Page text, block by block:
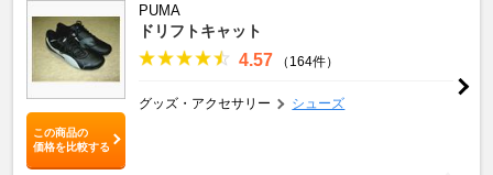
この商品の
価格を比較する
PUMA
ドリフトキャット
4.57 （164件）
グッズ・アクセサリー シューズ